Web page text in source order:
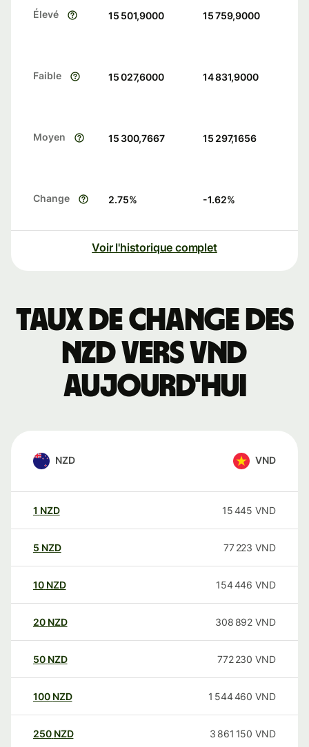
Élevé 15 501,9000 15 759,9000
Faible 15 027,6000 14 831,9000
Moyen 15 300,7667 15 297,1656
Change 2.75% -1.62%
Voir l'historique complet
Taux de change des
NZD vers VND
aujourd'hui
NZD VND
1 NZD 15 445 VND
5 NZD 77 223 VND
10 NZD 154 446 VND
20 NZD 308 892 VND
50 NZD 772 230 VND
100 NZD 1 544 460 VND
250 NZD 3 861 150 VND